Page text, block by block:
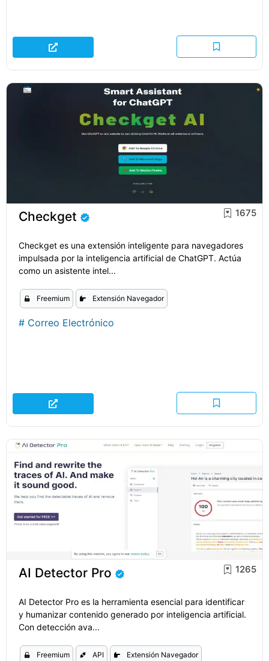
Checkget 1675
Checkget es una extensión inteligente para navegadores
impulsada por la inteligencia artificial de ChatGPT. Actúa
como un asistente intel...
Freemium Extensión Navegador
# Correo Electrónico
AI Detector Pro 1265
AI Detector Pro es la herramienta esencial para identificar
y humanizar contenido generado por inteligencia artificial.
Con detección ava...
Freemium API Extensión Navegador